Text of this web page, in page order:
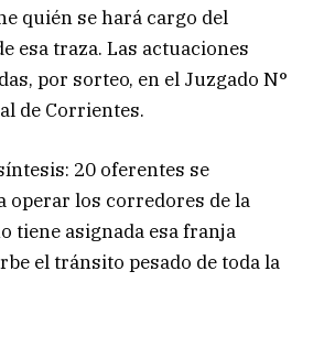
quién se hará cargo del
esa traza. Las actuaciones
por sorteo, en el Juzgado N°
de Corrientes.
20 oferentes se
operar los corredores de la
tiene asignada esa franja
el tránsito pesado de toda la